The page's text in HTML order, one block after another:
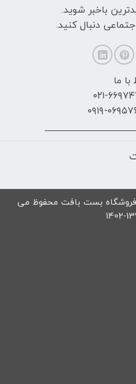
باخبر شوید.
دنبال کنید.
با ما
فروشگاه بست بافت محفوظ می